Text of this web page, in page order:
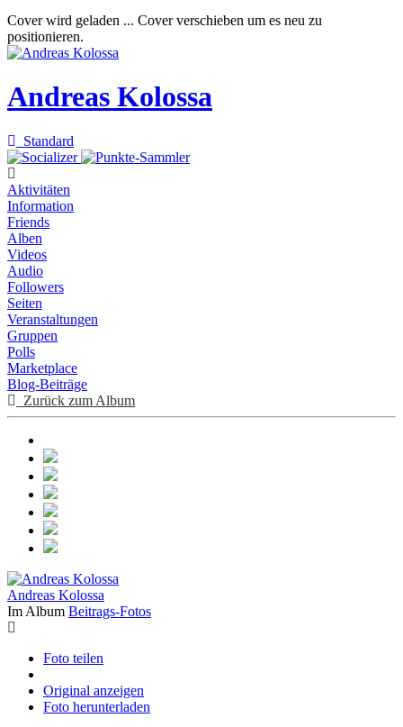
Cover wird geladen ... Cover verschieben um es neu zu
positionieren.
Andreas Kolossa
Standard
Aktivitäten
Information
Friends
Alben
Videos
Audio
Followers
Seiten
Veranstaltungen
Gruppen
Polls
Marketplace
Blog-Beiträge
Zurück zum Album
Andreas Kolossa
Im Album Beitrags-Fotos
Foto teilen
Original anzeigen
Foto herunterladen